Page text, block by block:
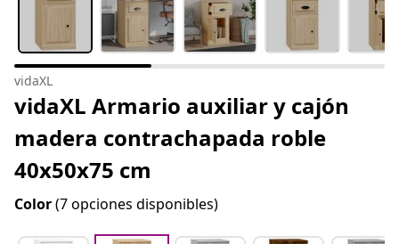
vidaXL
vidaXL Armario auxiliar y cajón
madera contrachapada roble
40x50x75 cm
Color(7 opciones disponibles)